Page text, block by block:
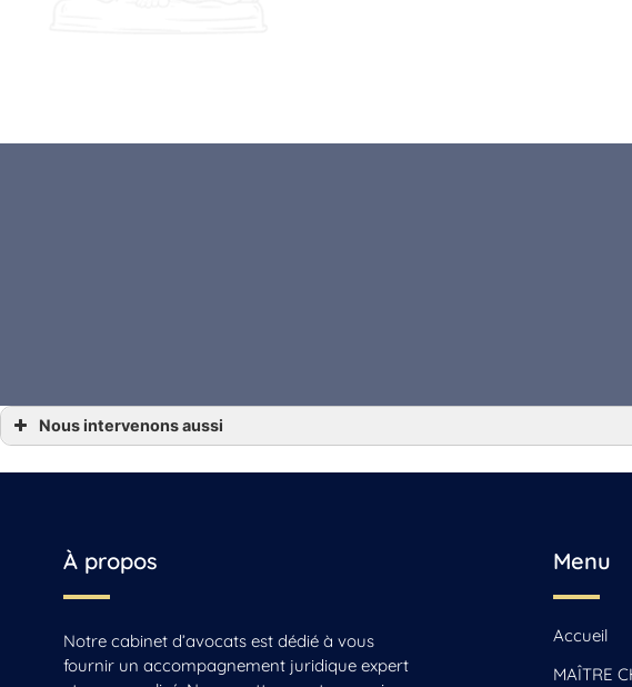
Nous intervenons aussi
*** Vente fonds de commerce Reignac
*** Vente fonds de commerce Sonnac
À propos
Notre cabinet d’avocats est dédié à vous
fournir un accompagnement juridique expert
Menu
Accueil
MAÎTRE